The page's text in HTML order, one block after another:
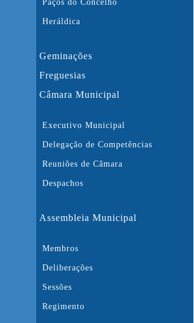
Paços do Concelho
Heráldica
Geminações
Freguesias
Câmara Municipal
Executivo Municipal
Delegação de Competências
Reuniões de Câmara
Despachos
Assembleia Municipal
Membros
Deliberações
Sessões
Regimento